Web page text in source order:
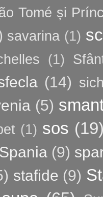
Tomé și
savarina (1)
(1)
(14)
(5)
(1) sos
Spania (9)
stafide (9)